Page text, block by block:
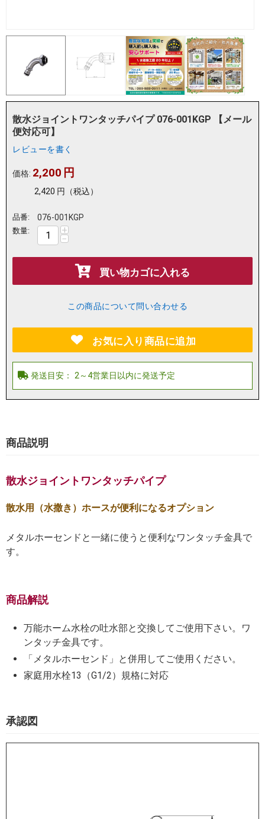
散水ジョイントワンタッチパイプ 076-001KGP 【メール
便対応可】
レビューを書く
価格: 2,200 円
2,420 円 （税込）
品番: 076-001KGP
数量: +
−
買い物カゴに入れる
この商品について問い合わせる
お気に入り商品に追加
商品説明
散水ジョイントワンタッチパイプ
散水用（水撒き）ホースが便利になるオプション
メタルホーセンドと一緒に使うと便利なワンタッチ金具で
す。
商品解説
万能ホーム水栓の吐水部と交換してご使用下さい。ワ
ンタッチ金具です。
「メタルホーセンド」と併用してご使用ください。
家庭用水栓13（G1/2）規格に対応
承認図